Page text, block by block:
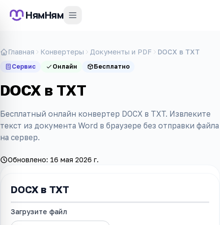
НямНям
Главная Конвертеры Документы и PDF DOCX в TXT
Сервис Онлайн Бесплатно
DOCX в TXT
Бесплатный онлайн конвертер DOCX в TXT. Извлеките
текст из документа Word в браузере без отправки файла
на сервер.
Обновлено: 16 мая 2026 г.
DOCX в TXT
Загрузите файл